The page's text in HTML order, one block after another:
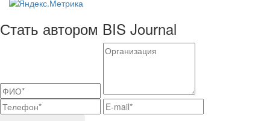
Стать автором BIS Journal